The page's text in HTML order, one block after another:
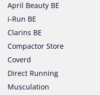
April Beauty BE
i-Run BE
Clarins BE
Compactor Store
Coverd
Direct Running
Musculation